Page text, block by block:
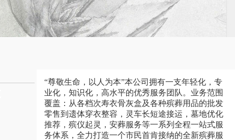
“尊敬生命，以人为本”本公司拥有一支年轻化，专
业化，知识化，高水平的优秀服务团队。业务范围
覆盖：从各档次寿衣骨灰盒及各种殡葬用品的批发
零售到遗体穿衣整容，灵车长短途接运，墓地优化
推荐，殡仪起灵，安葬服务等一系列全程一站式服
务体系，全力打造一个市民首肯接纳的全新殡葬服